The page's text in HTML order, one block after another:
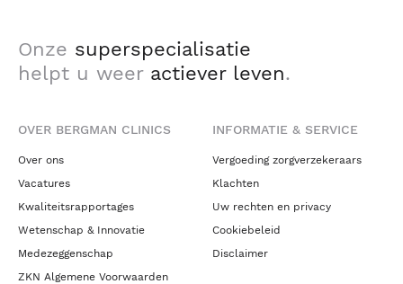
Onze superspecialisatie
helpt u weer actiever leven.
OVER BERGMAN CLINICS
Over ons
Vacatures
Kwaliteitsrapportages
Wetenschap & Innovatie
Medezeggenschap
ZKN Algemene Voorwaarden
INFORMATIE & SERVICE
Vergoeding zorgverzekeraars
Klachten
Uw rechten en privacy
Cookiebeleid
Disclaimer